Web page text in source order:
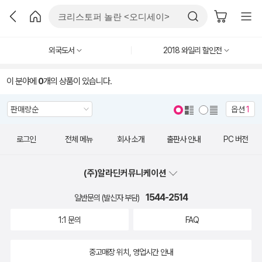
외국도서 2018 와일리 할인전
이 분야에 0개의 상품이 있습니다.
옵션1
로그인 전체 메뉴 회사 소개 출판사 안내 PC 버전
(주)알라딘커뮤니케이션
일반문의 (발신자 부담) 1544-2514
1:1 문의 FAQ
중고매장 위치, 영업시간 안내